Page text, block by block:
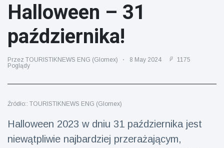
Kino i telewizja
Sport
(237)
Moda i piękno
Samochody i silnik
(5997)
Żywność i picie
(79)
Styl życia
(121)
Halloween – 31
października!
Przez TOURISTIKNEWS ENG (Glomex) 8 May 2024
1175
Poglądy
Źródło:: TOURISTIKNEWS ENG (Glomex)
Halloween 2023 w dniu 31 października jest
niewątpliwie najbardziej przerażającym,